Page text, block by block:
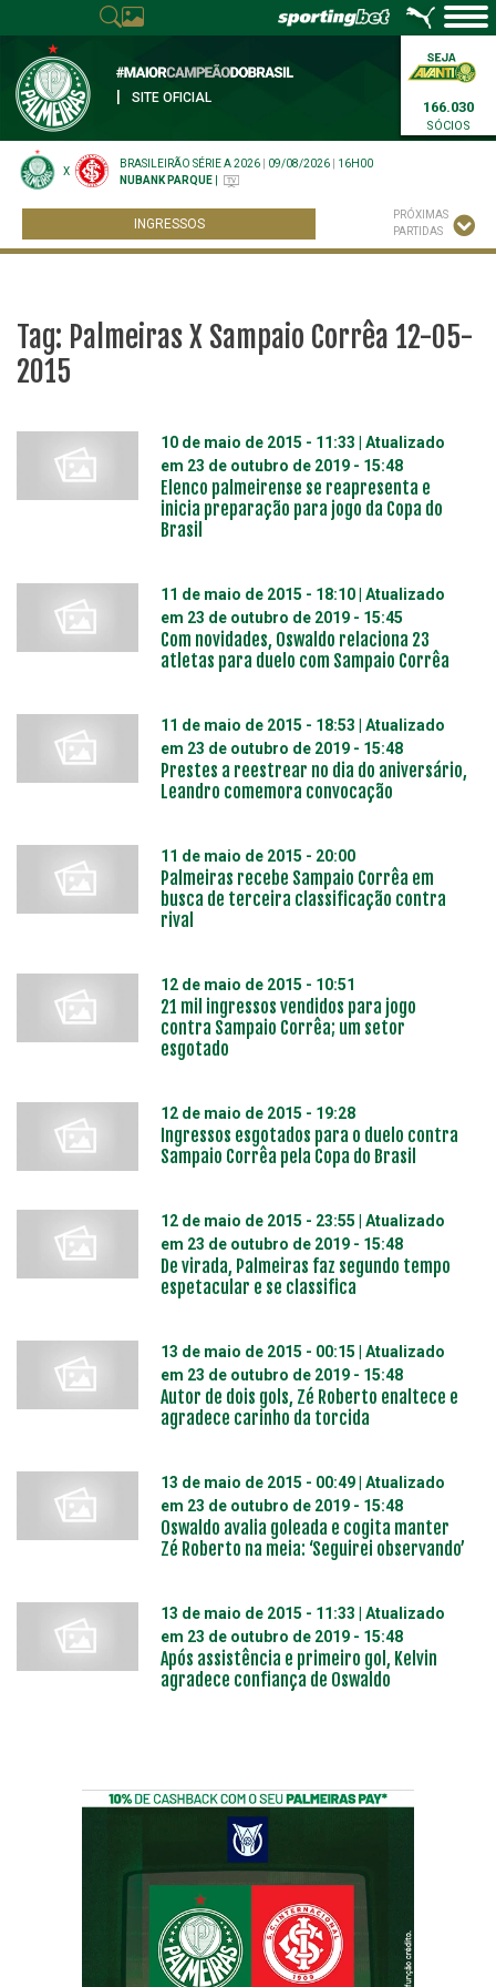
SITE OFICIAL
166.030
SÓCIOS
X
BRASILEIRÃO SÉRIE A 2026 09/08/2026
16H00
NUBANK PARQUE
INGRESSOS
PRÓXIMAS
PARTIDAS
Tag: Palmeiras X Sampaio Corrêa 12-05-
2015
10 de maio de 2015 - 11:33 | Atualizado
em 23 de outubro de 2019 - 15:48
Elenco palmeirense se reapresenta e
inicia preparação para jogo da Copa do
Brasil
11 de maio de 2015 - 18:10 | Atualizado
em 23 de outubro de 2019 - 15:45
Com novidades, Oswaldo relaciona 23
atletas para duelo com Sampaio Corrêa
11 de maio de 2015 - 18:53 | Atualizado
em 23 de outubro de 2019 - 15:48
Prestes a reestrear no dia do aniversário,
Leandro comemora convocação
11 de maio de 2015 - 20:00
Palmeiras recebe Sampaio Corrêa em
busca de terceira classificação contra
rival
12 de maio de 2015 - 10:51
21 mil ingressos vendidos para jogo
contra Sampaio Corrêa; um setor
esgotado
12 de maio de 2015 - 19:28
Ingressos esgotados para o duelo contra
Sampaio Corrêa pela Copa do Brasil
12 de maio de 2015 - 23:55 | Atualizado
em 23 de outubro de 2019 - 15:48
De virada, Palmeiras faz segundo tempo
espetacular e se classifica
13 de maio de 2015 - 00:15 | Atualizado
em 23 de outubro de 2019 - 15:48
Autor de dois gols, Zé Roberto enaltece e
agradece carinho da torcida
13 de maio de 2015 - 00:49 | Atualizado
em 23 de outubro de 2019 - 15:48
Oswaldo avalia goleada e cogita manter
Zé Roberto na meia: ‘Seguirei observando’
13 de maio de 2015 - 11:33 | Atualizado
em 23 de outubro de 2019 - 15:48
Após assistência e primeiro gol, Kelvin
agradece confiança de Oswaldo